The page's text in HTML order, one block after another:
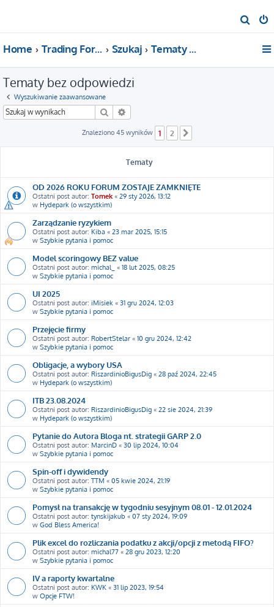
z
Home Trading For a Living Szukaj Tematy bez odpowiedzi
Tematy bez odpowiedzi
Wyszukiwanie zaawansowane
Szukaj
Znaleziono 45 wyników 1 2
Tematy
OD 2026 ROKU FORUM ZOSTAJE ZAMKNIĘTE
Ostatni post autor: Tomek « 29 sty 2026, 13:12
w Hydepark (o wszystkim)
Zarządzanie ryzykiem
Ostatni post autor: Kiba « 23 mar 2025, 15:15
w Szybkie pytania i pomoc
Model scoringowy BEZ value
Ostatni post autor: michal_ « 18 lut 2025, 08:25
w Szybkie pytania i pomoc
UI 2025
Ostatni post autor: iMisiek « 31 gru 2024, 12:03
w Szybkie pytania i pomoc
Przejęcie firmy
Ostatni post autor: RobertStelar « 10 gru 2024, 12:42
w Szybkie pytania i pomoc
Obligacje, a wybory USA
Ostatni post autor: RiszardinioBigusDig « 28 paź 2024, 22:45
w Hydepark (o wszystkim)
ITB 23.08.2024
Ostatni post autor: RiszardinioBigusDig « 22 sie 2024, 21:39
w Hydepark (o wszystkim)
Pytanie do Autora Bloga nt. strategii GARP 2.0
Ostatni post autor: MarcinD « 30 lip 2024, 10:04
w Szybkie pytania i pomoc
Spin-off i dywidendy
Ostatni post autor: TTM « 05 kwie 2024, 21:19
w Szybkie pytania i pomoc
Pomysł na transakcję w tygodniu sesyjnym 08.01 - 12.01.2024
Ostatni post autor: tynskijakub « 07 sty 2024, 19:09
w God Bless America!
Plik excel do rozliczania podatku z akcji/opcji z metodą FIFO?
Ostatni post autor: michal77 « 28 gru 2023, 12:20
w Szybkie pytania i pomoc
IV a raporty kwartalne
Ostatni post autor: KWK « 31 lip 2023, 19:54
w Opcje FTW!